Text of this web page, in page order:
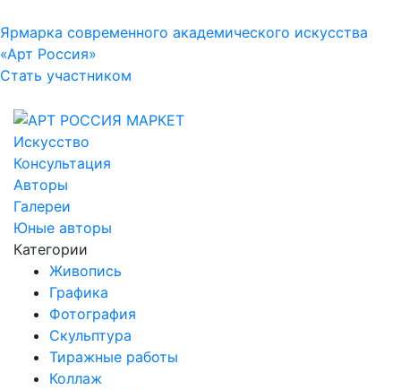
Ярмарка современного академического искусства
«Арт Россия»
Стать участником
Искусство
Консультация
Авторы
Галереи
Юные авторы
Категории
Живопись
Графика
Фотография
Скульптура
Тиражные работы
Коллаж